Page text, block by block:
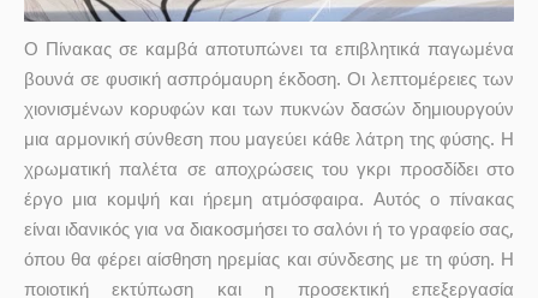
Ο Πίνακας σε καμβά αποτυπώνει τα επιβλητικά παγωμένα
βουνά σε φυσική ασπρόμαυρη έκδοση. Οι λεπτομέρειες των
χιονισμένων κορυφών και των πυκνών δασών δημιουργούν
μια αρμονική σύνθεση που μαγεύει κάθε λάτρη της φύσης. Η
χρωματική παλέτα σε αποχρώσεις του γκρι προσδίδει στο
έργο μια κομψή και ήρεμη ατμόσφαιρα. Αυτός ο πίνακας
είναι ιδανικός για να διακοσμήσει το σαλόνι ή το γραφείο σας,
όπου θα φέρει αίσθηση ηρεμίας και σύνδεσης με τη φύση. Η
ποιοτική εκτύπωση και η προσεκτική επεξεργασία